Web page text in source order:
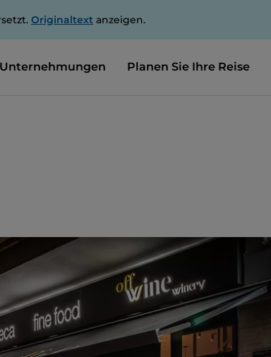
Originaltext anzeigen.
Unternehmungen Planen Sie Ihre Reise